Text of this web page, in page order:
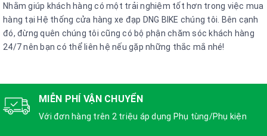
Nhằm giúp khách hàng có một trải nghiệm tốt hơn trong việc mua
hàng tại Hệ thống cửa hàng xe đạp DNG BIKE chúng tôi. Bên cạnh
đó, đừng quên chúng tôi cũng có bộ phận chăm sóc khách hàng
24/7 nên bạn có thể liên hệ nếu gặp những thắc mắ nhé!
MIỄN PHÍ VẬN CHUYỂN
Với đơn hàng trên 2 triệu áp dụng Phụ tùng/Phụ kiện